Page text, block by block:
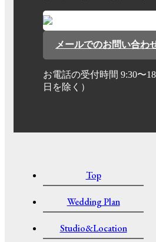
メールでのお問い合わ
お電話の受付時間 9:30〜
日を除く）
Top
Wedding Plan
Studio&Location